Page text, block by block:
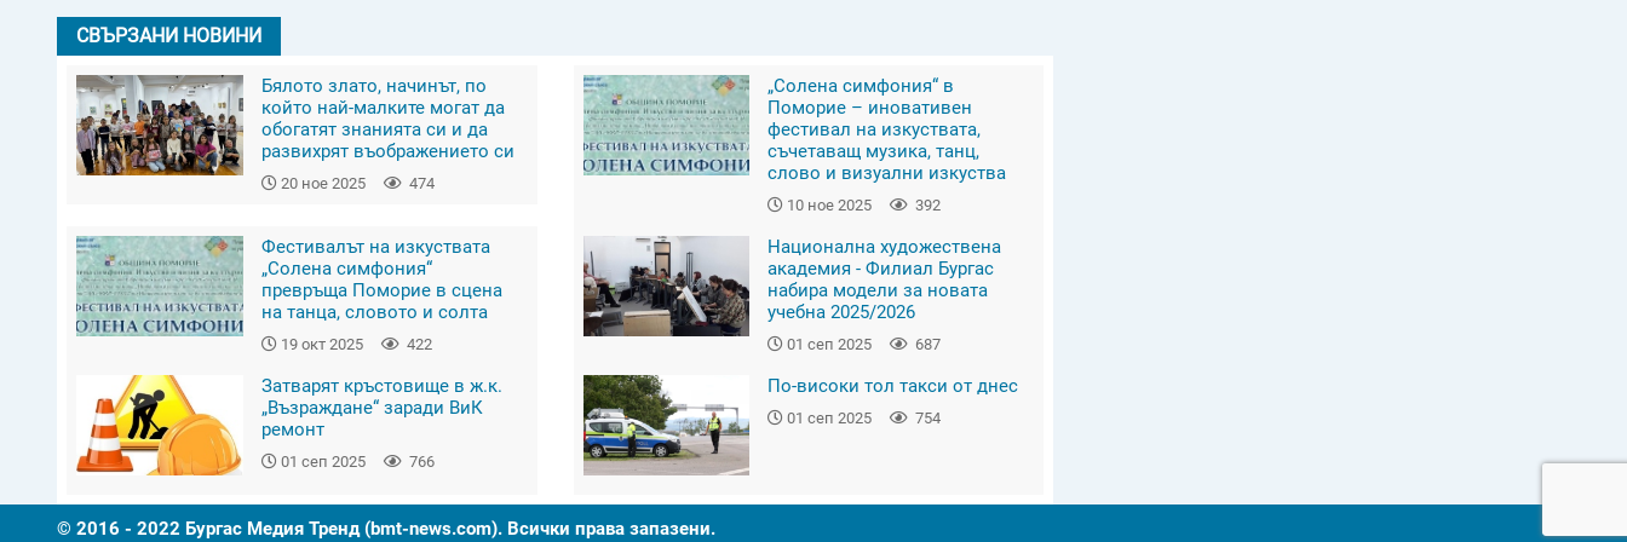
СВЪРЗАНИ НОВИНИ
Бялото злато, начинът, по
който най-малките могат да
обогатят знанията си и да
развихрят въображението си
20 ное 2025 474
„Солена симфония“ в
Поморие – иновативен
фестивал на изкуствата,
съчетаващ музика, танц,
слово и визуални изкуства
10 ное 2025 392
Фестивалът на изкуствата
„Солена симфония“
превръща Поморие в сцена
на танца, словото и солта
19 окт 2025 422
Национална художествена
академия - Филиал Бургас
набира модели за новата
учебна 2025/2026
01 сеп 2025 687
Затварят кръстовище в ж.к.
„Възраждане“ заради ВиК
ремонт
01 сеп 2025 766
По-високи тол такси от днес
01 сеп 2025 754
© 2016 - 2022 Бургас Медия Тренд (bmt-news.com). Всички права запазени.